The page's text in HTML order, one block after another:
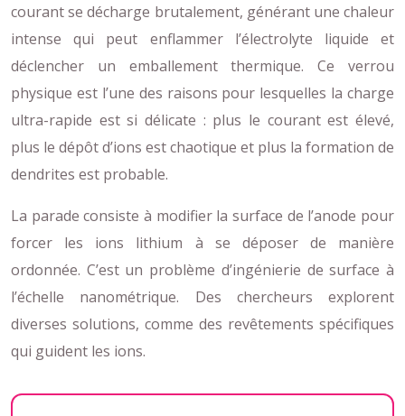
courant se décharge brutalement, générant une chaleur
intense qui peut enflammer l’électrolyte liquide et
déclencher un emballement thermique. Ce verrou
physique est l’une des raisons pour lesquelles la charge
ultra-rapide est si délicate : plus le courant est élevé,
plus le dépôt d’ions est chaotique et plus la formation de
dendrites est probable.
La parade consiste à modifier la surface de l’anode pour
forcer les ions lithium à se déposer de manière
ordonnée. C’est un problème d’ingénierie de surface à
l’échelle nanométrique. Des chercheurs explorent
diverses solutions, comme des revêtements spécifiques
qui guident les ions.